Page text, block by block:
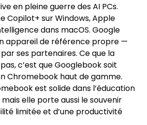
en pleine guerre des AI PCs.
Copilot+ sur Windows, Apple
dans macOS. Google
appareil de référence propre —
ses partenaires. Ce que la
c’est que Googlebook soit
Chromebook haut de gamme.
est solide dans l’éducation
elle porte aussi le souvenir
limitée et d’une productivité